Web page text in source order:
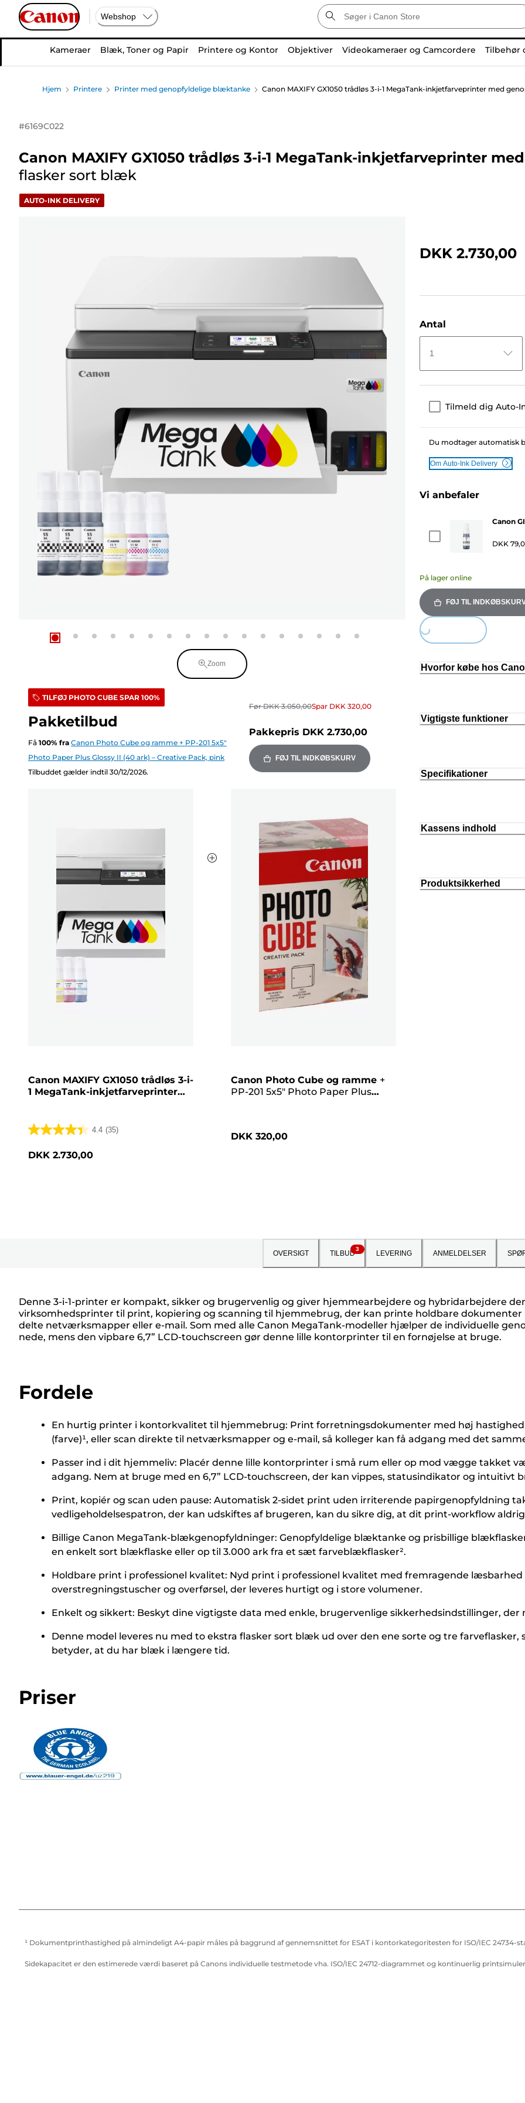
Webshop
Kameraer Blæk, Toner og Papir Printere og Kontor Objektiver Videokameraer og Camcordere Tilbehør
Hjem Printere Printer med genopfyldelige blæktanke Canon MAXIFY GX1050 trådløs 3-i-1 MegaTank-inkjetfarveprinter med
#6169C022
Canon MAXIFY GX1050 trådløs 3-i-1 MegaTank-inkjetfarveprinter
flasker sort blæk
AUTO-INK DELIVERY
Zoom
TILFØJ PHOTO CUBE SPAR 100%
Pakketilbud
Få 100% fra Canon Photo Cube og ramme + PP-201 5x5"
Photo Paper Plus Glossy II (40 ark) – Creative Pack, pink
Tilbuddet gælder indtil 30/12/2026.
FørDKK 3.050,00Spar DKK 320,00
Pakkepris DKK 2.730,00
FØJ TIL INDKØBSKURV
Canon MAXIFY GX1050 trådløs 3-i-
1 MegaTank-inkjetfarveprinter
4.4 (35)
4.4
ud
DKK 2.730,00
Canon Photo Cube og ramme +
PP-201 5x5" Photo Paper Plus
DKK 320,00
DKK 2.730,00
Antal
1
Tilmeld dig Auto-
Du modtager automatisk
Om Auto-Ink Delivery
Vi anbefaler
Canon
DKK
På lager online
FØJ TIL
Loading...
Hvorfor købe hos
Vigtigste funktioner
Specifikationer
Kassens indhold
Produktsikkerhed
OVERSIGT TILBUD
3
LEVERING ANMELDELSER
Denne 3-i-1-printer er kompakt, sikker og brugervenlig og giver hjemmearbejdere og hybridarbejdere
virksomhedsprinter til print, kopiering og scanning til hjemmebrug, der kan printe holdbare
delte netværksmapper eller e-mail. Som med alle Canon MegaTank-modeller hjælper de individuelle
nede, mens den vipbare 6,7” LCD-touchscreen gør denne lille kontorprinter til en fornøjelse at bruge.
Fordele
En hurtig printer i kontorkvalitet til hjemmebrug: Print forretningsdokumenter med høj hastighed
(farve)¹, eller scan direkte til netværksmapper og e-mail, så kolleger kan få adgang med det
Passer ind i dit hjemmeliv: Placér denne lille kontorprinter i små rum eller op mod vægge takket
adgang. Nem at bruge med en 6,7” LCD-touchscreen, der kan vippes, statusindikator og intuitivt
Print, kopiér og scan uden pause: Automatisk 2-sidet print uden irriterende papirgenopfyldning
vedligeholdelsespatron, der kan udskiftes af brugeren, kan du sikre dig, at dit print-workflow
Billige Canon MegaTank-blækgenopfyldninger: Genopfyldelige blæktanke og prisbillige
en enkelt sort blækflaske eller op til 3.000 ark fra et sæt farveblækflasker².
Holdbare print i professionel kvalitet: Nyd print i professionel kvalitet med fremragende
overstregningstuscher og overførsel, der leveres hurtigt og i store volumener.
Enkelt og sikkert: Beskyt dine vigtigste data med enkle, brugervenlige sikkerhedsindstillinger, der
Denne model leveres nu med to ekstra flasker sort blæk ud over den ene sorte og tre
betyder, at du har blæk i længere tid.
Priser
¹ Dokumentprinthastighed på almindeligt A4-papir måles på baggrund af gennemsnittet for ESAT i kontorkategoritesten for ISO/IEC 24734-
Sidekapacitet er den estimerede værdi baseret på Canons individuelle testmetode vha. ISO/IEC 24712-diagrammet og kontinuerlig